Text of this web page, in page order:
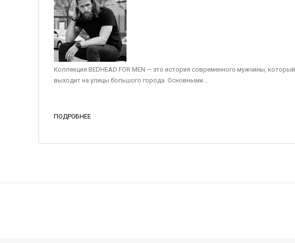
Коллекция BEDHEAD FOR MEN — это история современного мужчины, который
выходит на улицы большого города. Основными...
ПОДРОБНЕЕ